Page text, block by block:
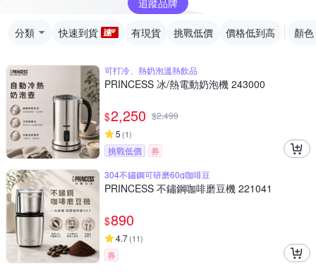
分類 快速到貨 有現貨 挑戰低價 價格低到高 顏色
可打冷、熱奶泡溫熱飲品
PRINCESS 冰/熱電動奶泡機 243000
$2,250 $2,499
5 (1)
挑戰低價
券
304不鏽鋼可研磨60g咖啡豆
PRINCESS 不鏽鋼咖啡磨豆機 221041
$890
4.7(11)
券